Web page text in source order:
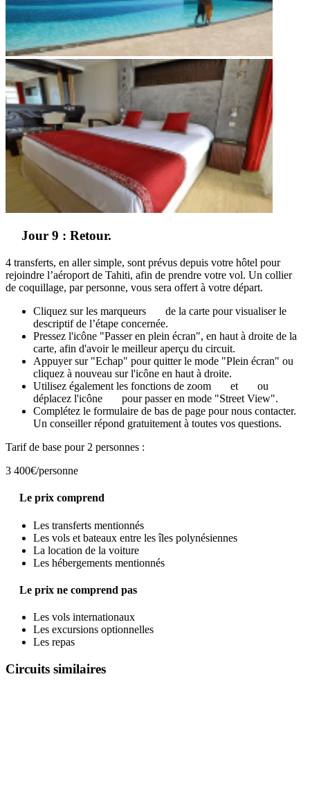
Jour 9 : Retour.
4 transferts, en aller simple, sont prévus depuis votre hôtel pour
rejoindre l’aéroport de Tahiti, afin de prendre votre vol. Un collier
de coquillage, par personne, vous sera offert à votre départ.
Cliquez sur les marqueurs
de la carte pour visualiser le
descriptif de l’étape concernée.
Pressez l'icône "Passer en plein écran", en haut à droite de la
carte, afin d'avoir le meilleur aperçu du circuit.
Appuyer sur "Echap" pour quitter le mode "Plein écran" ou
cliquez à nouveau sur l'icône en haut à droite.
Utilisez également les fonctions de zoom
et
ou
déplacez l'icône
pour passer en mode "Street View".
Complétez le formulaire de bas de page pour nous contacter.
Un conseiller répond gratuitement à toutes vos questions.
Tarif de base pour 2 personnes :
3 400€/personne
Le prix comprend
Les transferts mentionnés
Les vols et bateaux entre les îles polynésiennes
La location de la voiture
Les hébergements mentionnés
Le prix ne comprend pas
Les vols internationaux
Les excursions optionnelles
Les repas
Circuits similaires